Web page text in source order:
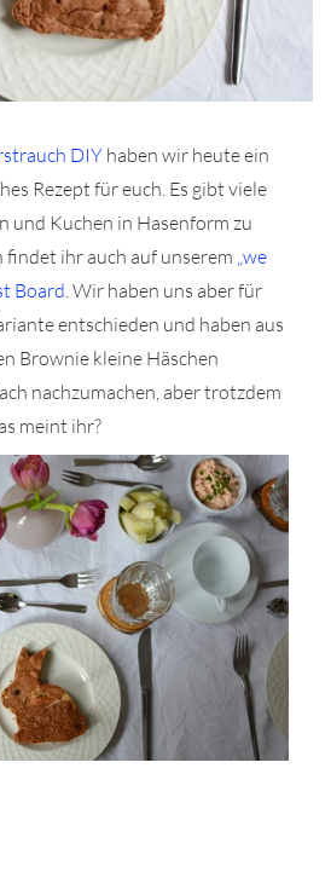
DIYhaben wir heute ein
Rezept für euch. Es gibt viele
und Kuchen in Hasenform zu
findet ihr auch auf unserem „we
Board. Wir haben uns aber für
entschieden und haben aus
Brownie kleine Häschen
nachzumachen, aber trotzdem
meint ihr?